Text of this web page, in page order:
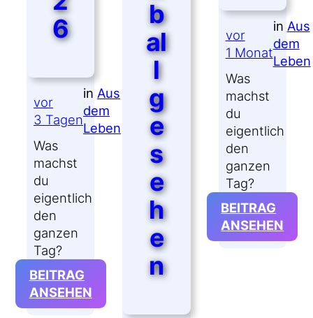
6
vor
3 Tagen
in Aus
dem
Leben
Was
machst
du
eigentlich
den
ganzen
Tag?
BEITRAG
ANSEHEN:
#WMDEDGT
b
al
l
g
e
s
e
h
e
n
vor
1 Monat
in Aus
dem
Leben
Was
machst
du
eigentlich
den
ganzen
Tag?
BEITRAG
ANSEHEN